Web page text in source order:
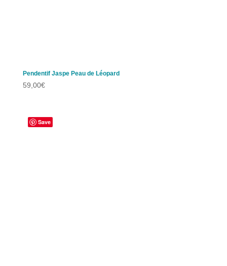
Pendentif Jaspe Peau de Léopard
59,00€
Save